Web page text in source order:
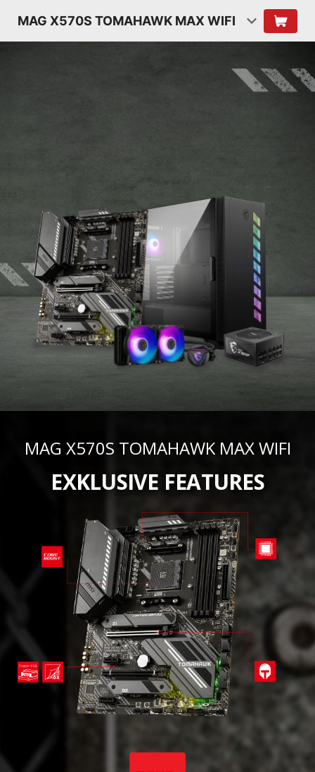
MAG X570S TOMAHAWK MAX WIFI
MAG X570S TOMAHAWK MAX WIFI
EXKLUSIVE FEATURES